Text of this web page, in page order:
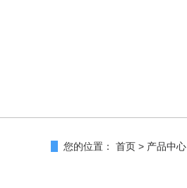
您的位置： 首页 > 产品中心